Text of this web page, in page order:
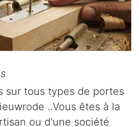
sur tous types de portes
..Vous êtes à la
ou d'une société